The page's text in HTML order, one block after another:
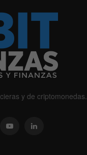
y de criptomonedas.